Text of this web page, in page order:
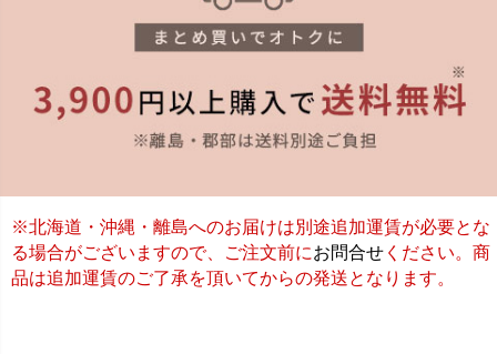
※北海道・沖縄・離島へのお届けは別途追加運賃が必要とな
る場合がございますので、ご注文前にお問合せ ください。商
品は追加運賃のご了承を頂いてからの発送となります。